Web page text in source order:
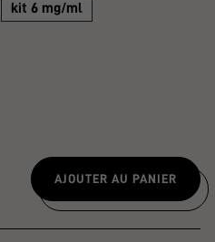
kit 6 mg/ml
AJOUTER AU PANIER